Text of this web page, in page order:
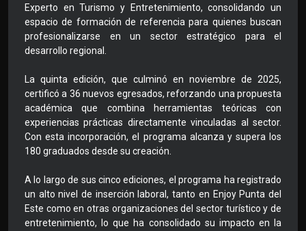
Experto en Turismo y Entretenimiento, consolidando un
espacio de formación de referencia para quienes buscan
profesionalizarse en un sector estratégico para el
desarrollo regional.
La quinta edición, que culminó en noviembre de 2025,
certificó a 36 nuevos egresados, reforzando una propuesta
académica que combina herramientas teóricas con
experiencias prácticas directamente vinculadas al sector.
Con esta incorporación, el programa alcanza y supera los
180 graduados desde su creación.
A lo largo de sus cinco ediciones, el programa ha registrado
un alto nivel de inserción laboral, tanto en Enjoy Punta del
Este como en otras organizaciones del sector turístico y de
entretenimiento, lo que ha consolidado su impacto en la